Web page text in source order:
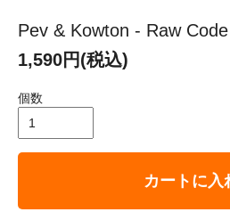
Pev & Kowton - Raw
1,590円(税込)
個数
カートに入